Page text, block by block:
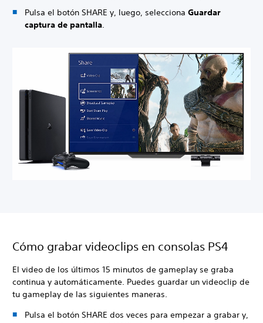
Pulsa el botón SHARE y, luego, selecciona Guardar
captura de pantalla.
Cómo grabar videoclips en consolas PS4
El video de los últimos 15 minutos de gameplay se graba
continua y automáticamente. Puedes guardar un videoclip de
tu gameplay de las siguientes maneras.
Pulsa el botón SHARE dos veces para empezar a grabar y,